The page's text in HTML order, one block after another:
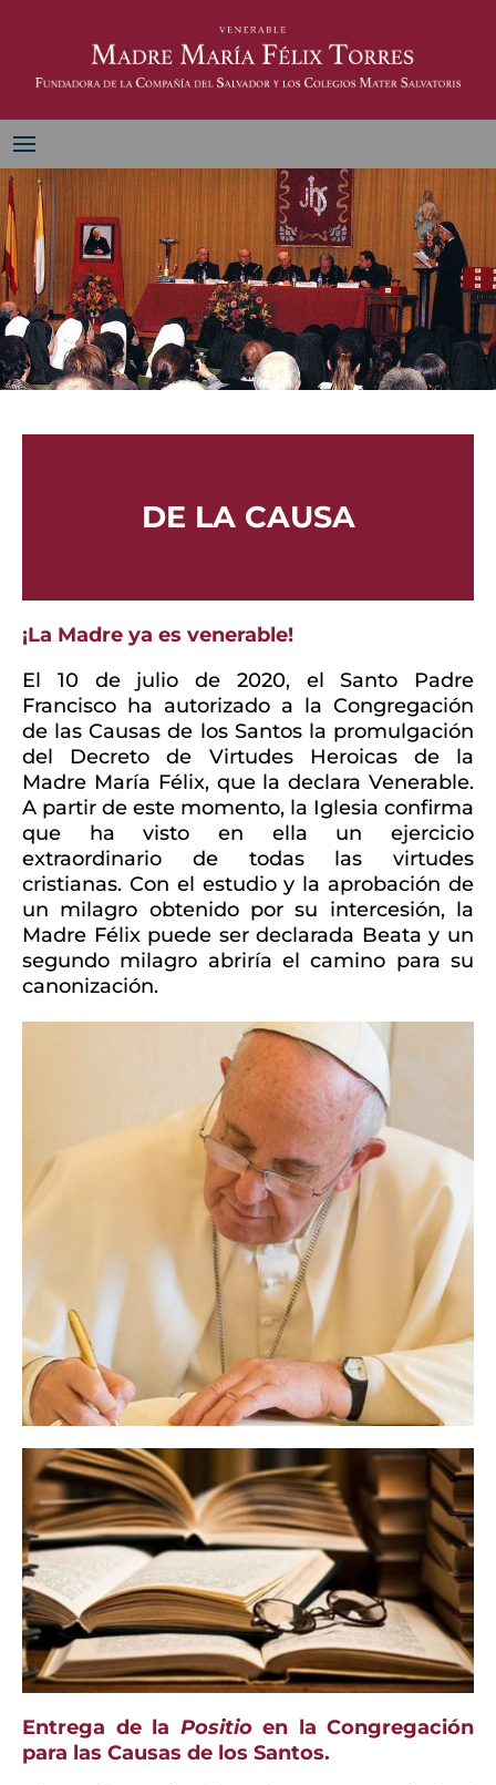
DE LA CAUSA
¡La Madre ya es venerable!
El 10 de julio de 2020, el Santo Padre
Francisco ha autorizado a la Congregación
de las Causas de los Santos la promulgación
del Decreto de Virtudes Heroicas de la
Madre María Félix, que la declara Venerable.
A partir de este momento, la Iglesia confirma
que ha visto en ella un ejercicio
extraordinario de todas las virtudes
cristianas. Con el estudio y la aprobación de
un milagro obtenido por su intercesión, la
Madre Félix puede ser declarada Beata y un
segundo milagro abriría el camino para su
canonización.
Entrega de la Positioen la Congregación
para las Causas de los Santos.